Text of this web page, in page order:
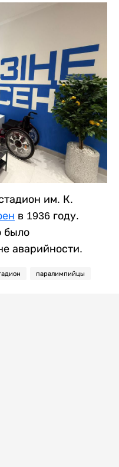
им. К.
в 1936 году.
было
аварийности.
паралимпийцы